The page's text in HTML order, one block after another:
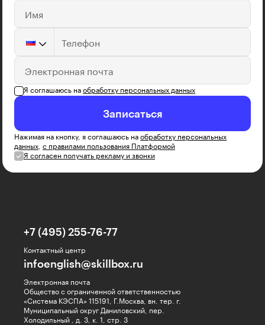
Имя
Телефон
Электронная почта
Я соглашаюсь наобработку персональных данных
Записаться
Нажимая на кнопку, я соглашаюсь наобработку персональных
данных с правилами пользования Платформой
Я согласен получать рекламу и звонки
+7 (495) 255-76-77
Контактный центр
infoenglish@skillbox.ru
Электронная почта
Общество с ограниченной ответственностью
«Система КЭСПА» 115191, Г.Москва, вн. тер. г.
Муниципальный округ Даниловский, пер.
Холодильный , д. 3, к. 1, стр. 3